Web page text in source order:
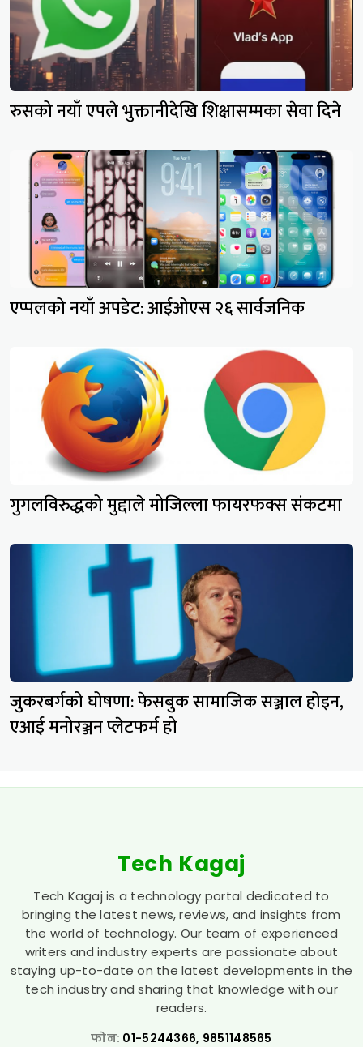
रुसको नयाँ एपले भुक्तानीदेखि शिक्षासम्मका सेवा दिने
एप्पलको नयाँ अपडेट: आईओएस २६ सार्वजनिक
गुगलविरुद्धको मुद्दाले मोजिल्ला फायरफक्स संकटमा
जुकरबर्गको घोषणा: फेसबुक सामाजिक सञ्जाल होइन,
एआई मनोरञ्जन प्लेटफर्म हो
Tech Kagaj
Tech Kagaj is a technology portal dedicated to
bringing the latest news, reviews, and insights from
the world of technology. Our team of experienced
writers and industry experts are passionate about
staying up-to-date on the latest developments in the
tech industry and sharing that knowledge with our
readers.
फोन: 01-5244366, 9851148565